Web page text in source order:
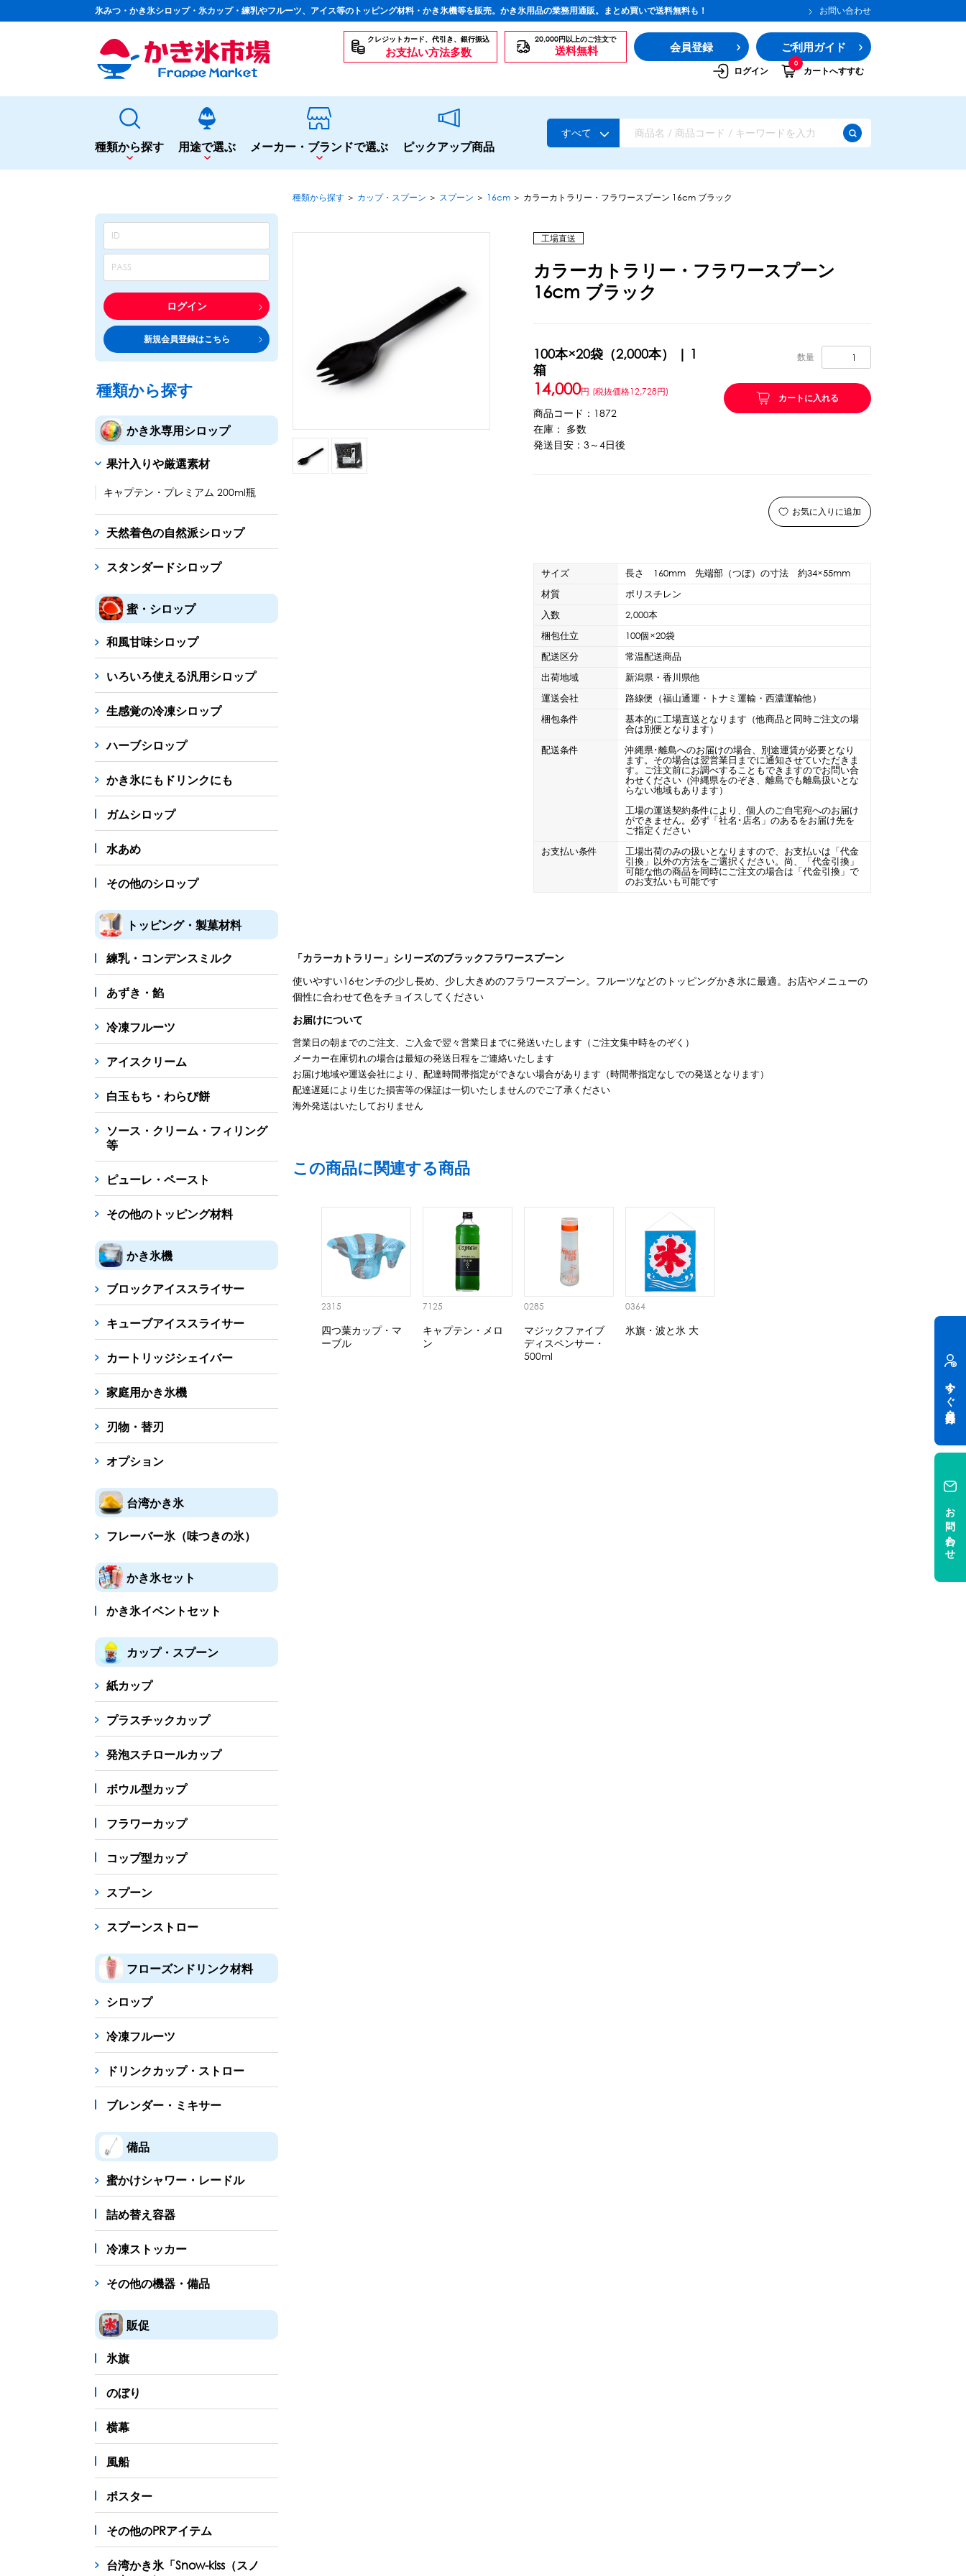
氷みつ・かき氷シロップ・氷カップ・練乳やフルーツ、アイス等のトッピング材料・かき氷機等を販売。かき氷用品の業務用通販。まとめ買いで送料無料も！ お問い合わせ
クレジットカード、代引き、銀行振込
お支払い方法多数
20,000円以上のご注文で
送料無料 会員登録 ご利用ガイド
ログイン
0
カートへすすむ
種類から探す
かき氷専用シロップ
果汁入りや厳選素材
蜜・シロップ
和風甘味シロップ いろいろ使える汎用シロップ ハーブシロップ かき氷にもドリンクにも ガムシロップ
トッピング・製菓材料
練乳・コンデンスミルク あずき・餡 冷凍フルーツ アイスクリーム ソース・クリーム・フィリング等
ブロックアイススライサー キューブアイススライサー カートリッジシェイバー 家庭用かき氷機 刃物・替刃
台湾かき氷
フレーバー氷（味つきの氷）
カップ・スプーン
紙カップ プラスチックカップ 発泡スチロールカップ コップ型カップ スプーン
フローズンドリンク材料
シロップ 冷凍フルーツ ドリンクカップ・ストロー
備品
蜜かけシャワー・レードル
販促
氷旗 のぼり 横幕
かき氷書籍
かき氷コレクション
用途で選ぶ
夏まつりや夜店に
シロップ
飲食店のサイドメニューに
シロップ トッピング テイクアウト
専門店の副材料に
シロップ トッピング 製菓材料 テイクアウト
ドリンクメニューに
メーカー・ブランドで選ぶ ピックアップ商品
すべて
ログイン
新規会員登録はこちら
種類から探す
かき氷専用シロップ
果汁入りや厳選素材
キャプテン・プレミアム 200ml瓶
天然着色の自然派シロップ
スタンダードシロップ
蜜・シロップ
和風甘味シロップ
いろいろ使える汎用シロップ
生感覚の冷凍シロップ
ハーブシロップ
かき氷にもドリンクにも
ガムシロップ
水あめ
その他のシロップ
トッピング・製菓材料
練乳・コンデンスミルク
あずき・餡
冷凍フルーツ
アイスクリーム
白玉もち・わらび餅
ソース・クリーム・フィリング
等
ピューレ・ペースト
その他のトッピング材料
かき氷機
ブロックアイススライサー
キューブアイススライサー
カートリッジシェイバー
家庭用かき氷機
刃物・替刃
オプション
台湾かき氷
フレーバー氷（味つきの氷）
かき氷セット
かき氷イベントセット
カップ・スプーン
紙カップ
プラスチックカップ
発泡スチロールカップ
ボウル型カップ
フラワーカップ
コップ型カップ
スプーン
スプーンストロー
フローズンドリンク材料
シロップ
冷凍フルーツ
ドリンクカップ・ストロー
ブレンダー・ミキサー
備品
蜜かけシャワー・レードル
詰め替え容器
冷凍ストッカー
その他の機器・備品
販促
氷旗
のぼり
横幕
風船
ポスター
その他のPRアイテム
台湾かき氷「Snow-kiss（スノ
種類から探す ＞ カップ・スプーン ＞ スプーン ＞ 16cm ＞ カラーカトラリー・フラワースプーン 16cm ブラック
工場直送
カラーカトラリー・フラワースプーン
16cm ブラック
100本×20袋（2,000本） | 1
箱
14,000円 (税抜価格12,728円)
商品コード：1872
在庫： 多数
発送目安：3～4日後
数量
カートに入れる
お気に入りに追加
サイズ
長さ 160mm 先端部（つぼ）の寸法 約34×55mm
材質
ポリスチレン
入数
2,000本
梱包仕立
100個×20袋
配送区分
常温配送商品
出荷地域
新潟県・香川県他
運送会社
路線便（福山通運・トナミ運輸・西濃運輸他）
梱包条件
基本的に工場直送となります（他商品と同時ご注文の場
合は別便となります）
配送条件
沖縄県･離島へのお届けの場合、別途運賃が必要となり
ます。その場合は翌営業日までに通知させていただきま
す。ご注文前にお調べすることもできますのでお問い合
わせください（沖縄県をのぞき、離島でも離島扱いとな
らない地域もあります）
工場の運送契約条件により、個人のご自宅宛へのお届け
ができません。必ず「社名･店名」のあるをお届け先を
ご指定ください
お支払い条件
工場出荷のみの扱いとなりますので、お支払いは「代金
引換」以外の方法をご選択ください。尚、「代金引換」
可能な他の商品を同時にご注文の場合は「代金引換」で
のお支払いも可能です
「カラーカトラリー」シリーズのブラックフラワースプーン
使いやすい16センチの少し長め、少し大きめのフラワースプーン。フルーツなどのトッピングかき氷に最適。お店やメニューの
個性に合わせて色をチョイスしてください
お届けについて
営業日の朝までのご注文、ご入金で翌々営業日までに発送いたします（ご注文集中時をのぞく）
メーカー在庫切れの場合は最短の発送日程をご連絡いたします
お届け地域や運送会社により、配達時間帯指定ができない場合があります（時間帯指定なしでの発送となります）
配達遅延により生じた損害等の保証は一切いたしませんのでご了承ください
海外発送はいたしておりません
この商品に関連する商品
2315
四つ葉カップ・マ
ーブル
7125
キャプテン・メロ
ン
0285
マジックファイブ
ディスペンサー・
500ml
0364
氷旗・波と氷 大
今すぐ会員登録
お問い合わせ